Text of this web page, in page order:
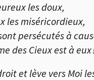
les doux,
les miséricordieux,
persécutés à
des Cieux est à eux
et lève vers Moi